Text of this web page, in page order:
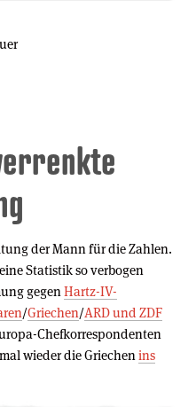
der Mann für die Zahlen.
Statistik so verbogen
gegenHartz-IV-
/Griechen/ARD und ZDF
Chefkorrespondenten
wieder die Griechenins